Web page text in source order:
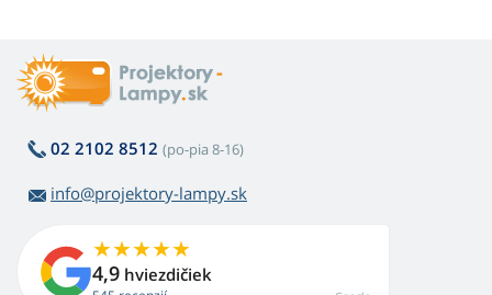
02 2102 8512 (po-pia 8-16)
info@projektory-lampy.sk
4,9 hviezdičiek